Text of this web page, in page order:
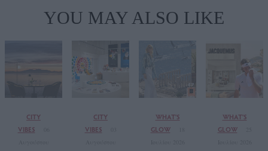
YOU MAY ALSO LIKE
CITY
VIBES
CITY
VIBES
WHAT'S
GLOW
WHAT'S
GLOW